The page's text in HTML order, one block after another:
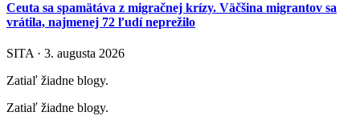
Ceuta sa spamätáva z migračnej krízy. Väčšina migrantov sa
vrátila, najmenej 72 ľudí neprežilo
SITA · 3. augusta 2026
Zatiaľ žiadne blogy.
Zatiaľ žiadne blogy.